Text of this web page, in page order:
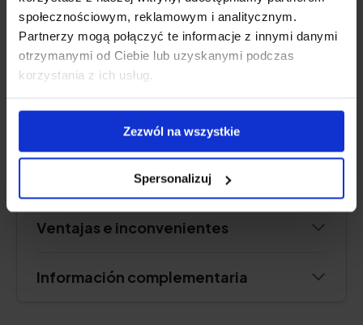
społecznościowym, reklamowym i analitycznym.
Partnerzy mogą połączyć te informacje z innymi danymi
otrzymanymi od Ciebie lub uzyskanymi podczas
korzystania z ich usług.
Zezwól na wszystkie
Spersonalizuj
Porción: 1 sobre al día
Suficiente para:30 días
Descripción del producto
Ventajas e inconvenientes
Información complementaria